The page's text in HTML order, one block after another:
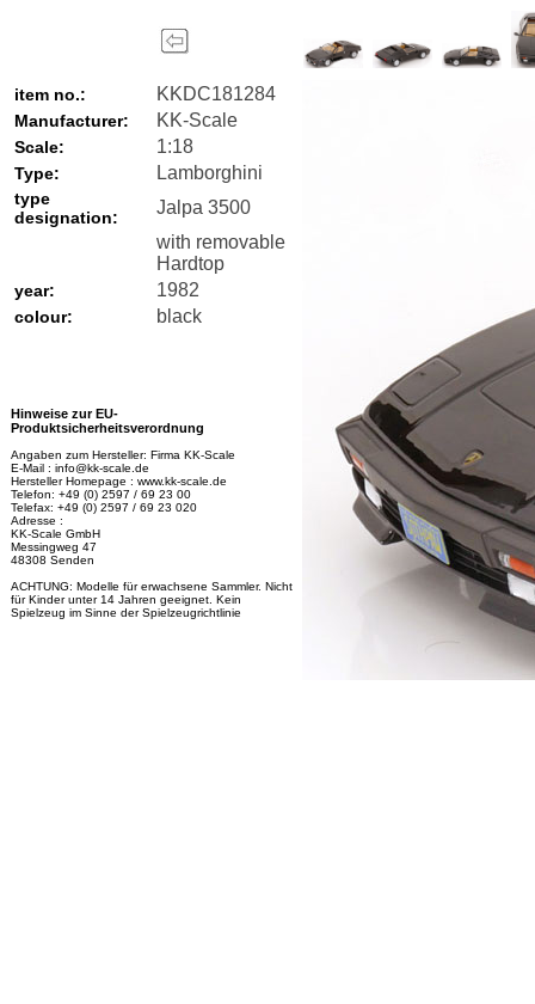
item no.: KKDC181284
Manufacturer: KK-Scale
Scale: 1:18
Type: Lamborghini
type
designation:
Jalpa 3500
with removable
Hardtop
year: 1982
colour: black
Hinweise zur EU-
Produktsicherheitsverordnung
Angaben zum Hersteller: Firma KK-Scale
E-Mail : info@kk-scale.de
Hersteller Homepage : www.kk-scale.de
Telefon: +49 (0) 2597 / 69 23 00
Telefax: +49 (0) 2597 / 69 23 020
Adresse :
KK-Scale GmbH
Messingweg 47
48308 Senden
ACHTUNG: Modelle für erwachsene Sammler. Nicht
für Kinder unter 14 Jahren geeignet. Kein
Spielzeug im Sinne der Spielzeugrichtlinie